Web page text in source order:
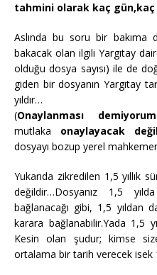
tahmini olarak kaç gün,kaç
Aslında bu soru bir bakıma
bakacak olan ilgili Yargıtay
olduğu dosya sayısı) ile de
giden bir dosyanın Yargıtay
yıldır…
(Onaylanması demiyorum
mutlaka onaylayacak
dosyayı bozup yerel
Yukarıda zikredilen 1,5 yıllık
değildir…Dosyanız 1,5
bağlanacağı gibi, 1,5 yıldan
karara bağlanabilir.Yada 1,5
Kesin olan şudur; kimse
ortalama bir tarih verecek isek